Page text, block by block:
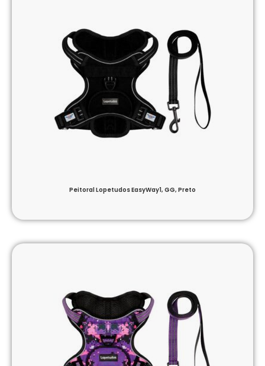
Peitoral Lopetudos EasyWay1, GG, Preto